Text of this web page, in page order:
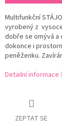
Multifunkční
vyrobený z
dobře se omývá a
dokonce i
peněženku.
Detailní informace
ZEPTAT SE